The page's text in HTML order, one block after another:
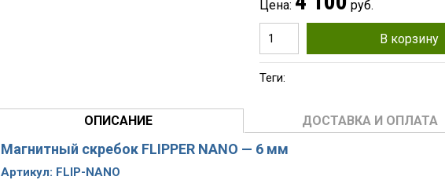
Цена: руб.
В корзину
Теги:
ОПИСАНИЕ ДОСТАВКА И ОПЛАТА
Магнитный скребок FLIPPER NANO — 6 мм
Артикул: FLIP-NANO